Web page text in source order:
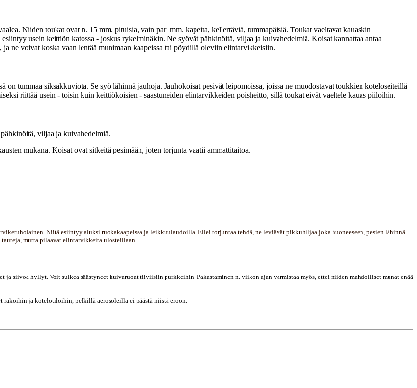
Niiden toukat ovat n. 15 mm. pituisia, vain pari mm. kapeita, kellertäviä, tummapäisiä. Toukat vaeltavat kauaskin
usein keittiön katossa - joskus rykelminäkin. Ne syövät pähkinöitä, viljaa ja kuivahedelmiä. Koisat kannattaa antaa
ne voivat koska vaan lentää munimaan kaapeissa tai pöydillä oleviin elintarvikkeisiin.
on tummaa siksakkuviota. Se syö lähinnä jauhoja. Jauhokoisat pesivät leipomoissa, joissa ne muodostavat toukkien koteloseiteillä
riittää usein - toisin kuin keittiökoisien - saastuneiden elintarvikkeiden poisheitto, sillä toukat eivät vaeltele kauas piiloihin.
viljaa ja kuivahedelmiä.
mukana. Koisat ovat sitkeitä pesimään, joten torjunta vaatii ammattitaitoa.
Niitä esiintyy aluksi ruokakaapeissa ja leikkuulaudoilla. Ellei torjuntaa tehdä, ne leviävät pikkuhiljaa joka huoneeseen, pesien lähinnä
mutta pilaavat elintarvikkeita ulosteillaan.
ja siivoa hyllyt. Voit sulkea säästyneet kuivaruoat tiiviisiin purkkeihin. Pakastaminen n. viikon ajan varmistaa myös, ettei niiden mahdolliset munat enää
ja kotelotiloihin, pelkillä aerosoleilla ei päästä niistä eroon.